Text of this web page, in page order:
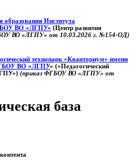
образования Института
ВО «ЛГПУ» (Центр развития
ВО «ЛГПУ» от 10.03.2026 г. №154-ОД)
технопарк «Кванториум» имени
ВО «ЛГПУ» («Педагогический
(приказ ФГБОУ ВО «ЛГПУ» от
база